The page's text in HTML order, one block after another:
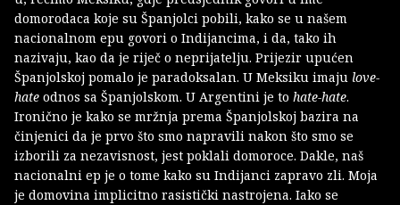
domorodaca koje su Španjolci pobili, kako se u našem
nacionalnom epu govori o Indijancima, i da, tako ih
nazivaju, kao da je riječ o neprijatelju. Prijezir upućen
Španjolskoj pomalo je paradoksalan. U Meksiku imaju love-
hate odnos sa Španjolskom. U Argentini je to hate-hate.
Ironično je kako se mržnja prema Španjolskoj bazira na
činjenici da je prvo što smo napravili nakon što smo se
izborili za nezavisnost, jest poklali domoroce. Dakle, naš
nacionalni ep je o tome kako su Indijanci zapravo zli. Moja
je domovina implicitno rasistički nastrojena. Iako se